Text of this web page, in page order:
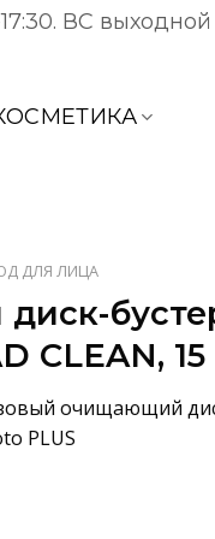
ВC выходной
ДЛЯ ЛИЦА
CLEAN,
очищающий
PLUS